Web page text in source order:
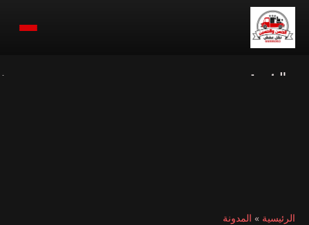
الرئيسية
الرئيسية » المدونة